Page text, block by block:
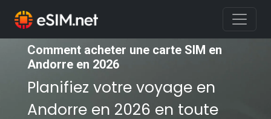
Comment acheter une carte SIM en
Andorre en 2026
Planifiez votre voyage en
Andorre en 2026 en toute
Comment acheter une carte SIM en
Andorre en 2026
Planifiez votre voyage en
Andorre en 2026 en toute